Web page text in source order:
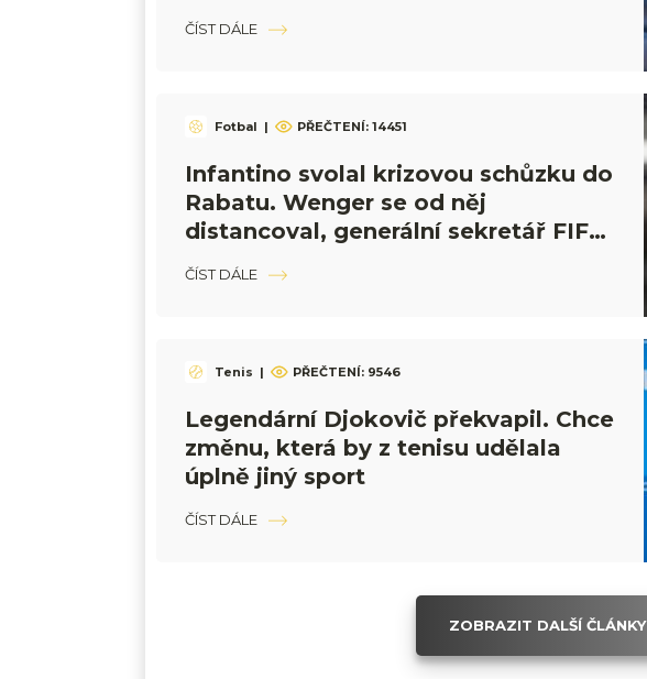
trénovat
ČÍST DÁLE
Fotbal | PŘEČTENÍ: 14451
Infantino svolal krizovou schůzku do
Rabatu. Wenger se od něj
distancoval, generální sekretář FIFA
hovoří o hanbě
ČÍST DÁLE
Tenis | PŘEČTENÍ: 9546
Legendární Djokovič překvapil. Chce
změnu, která by z tenisu udělala
úplně jiný sport
ČÍST DÁLE
ZOBRAZIT DALŠÍ ČLÁNKY